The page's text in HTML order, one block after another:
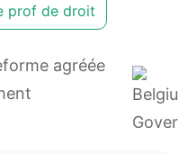
prof de droit
agréée